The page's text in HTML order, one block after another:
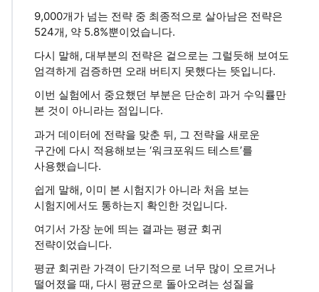
9,000개가 넘는 전략 중 최종적으로 살아남은 전략은
524개, 약 5.8%뿐이었습니다.
다시 말해, 대부분의 전략은 겉으로는 그럴듯해 보여도
엄격하게 검증하면 오래 버티지 못했다는 뜻입니다.
이번 실험에서 중요했던 부분은 단순히 과거 수익률만
본 것이 아니라는 점입니다.
과거 데이터에 전략을 맞춘 뒤, 그 전략을 새로운
구간에 다시 적용해보는 ‘워크포워드 테스트’를
사용했습니다.
쉽게 말해, 이미 본 시험지가 아니라 처음 보는
시험지에서도 통하는지 확인한 것입니다.
여기서 가장 눈에 띄는 결과는 평균 회귀
전략이었습니다.
평균 회귀란 가격이 단기적으로 너무 많이 오르거나
떨어졌을 때, 다시 평균으로 돌아오려는 성질을